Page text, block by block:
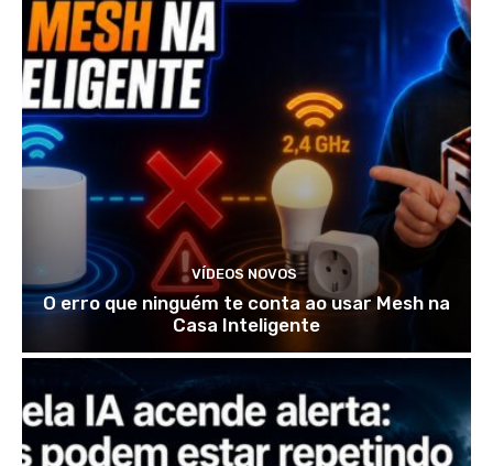
VÍDEOS NOVOS
O erro que ninguém te conta ao usar Mesh na
Casa Inteligente